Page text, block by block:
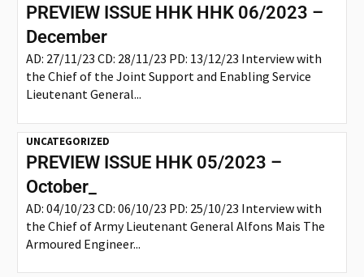
PREVIEW ISSUE HHK HHK 06/2023 –
December
AD: 27/11/23 CD: 28/11/23 PD: 13/12/23 Interview with
the Chief of the Joint Support and Enabling Service
Lieutenant General...
UNCATEGORIZED
PREVIEW ISSUE HHK 05/2023 –
October_
AD: 04/10/23 CD: 06/10/23 PD: 25/10/23 Interview with
the Chief of Army Lieutenant General Alfons Mais The
Armoured Engineer...